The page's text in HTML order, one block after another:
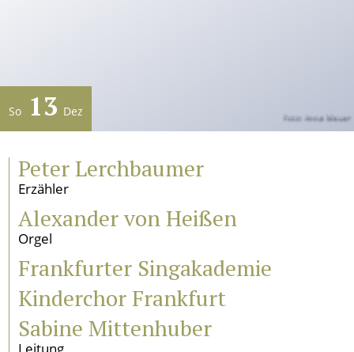
Verein
Geschichte
Gremien
Satzung
Sponsoren und Partner
Service
Kontakt
Pressestimmen
Newsletter
Programmarchiv
Impressum
Datenschutz
Foto: Anna Meuer
So 13 Dez
Peter Lerchbaumer
Erzähler
Alexander von Heißen
Orgel
Frankfurter Singakademie
Kinderchor Frankfurt
Sabine Mittenhuber
Leitung